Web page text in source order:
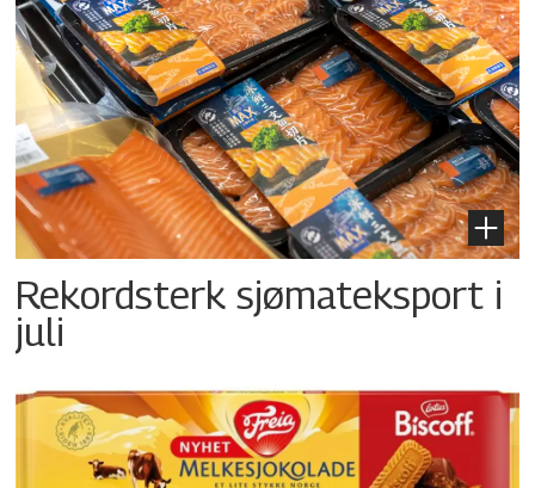
Rekordsterk sjømateksport i
juli